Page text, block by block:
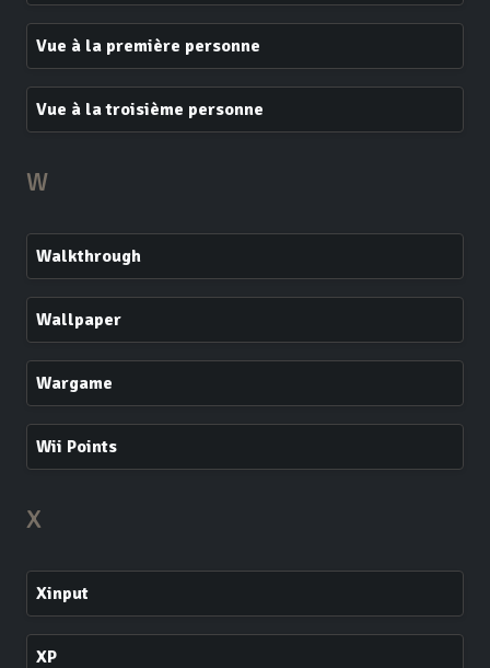
Vue à la première personne
Vue à la troisième personne
W
Walkthrough
Wallpaper
Wargame
Wii Points
X
Xinput
XP